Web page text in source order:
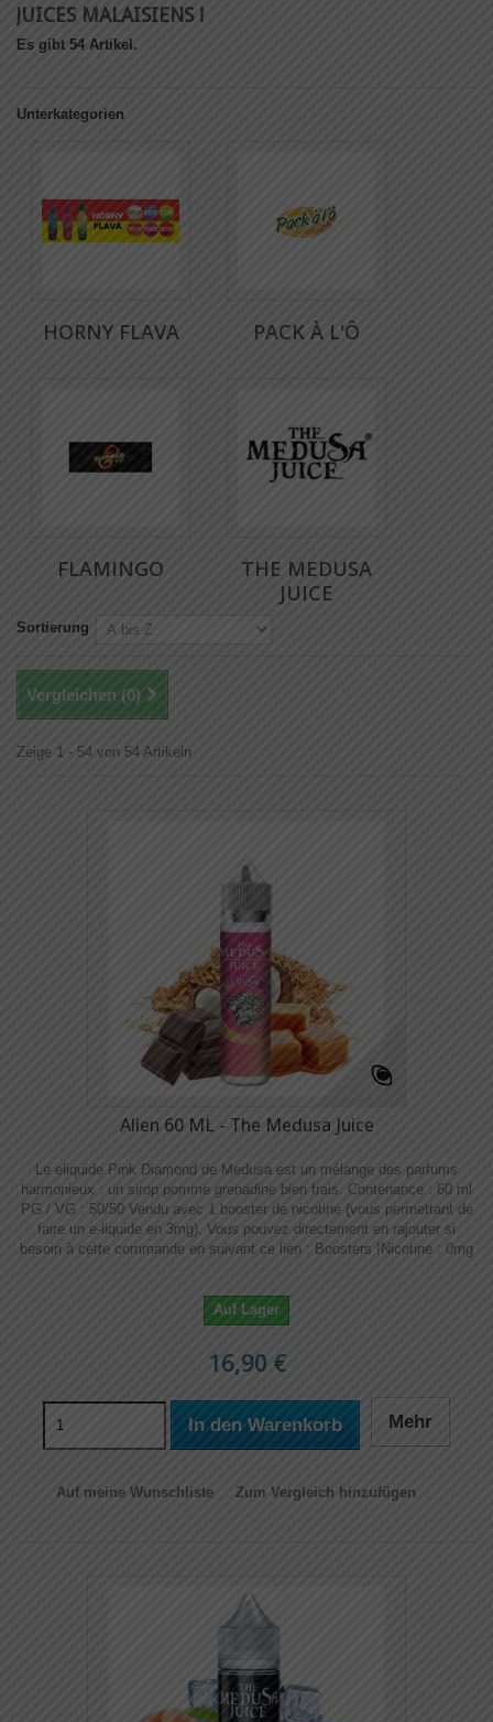
JUICES MALAISIENS !
Es gibt 54 Artikel.
Unterkategorien
HORNY FLAVA PACK À L'Ô
FLAMINGO
THE MEDUSA
JUICE
Sortierung
Vergleichen (0)
Zeige 1 - 54 von 54 Artikeln
Alien 60 ML - The Medusa Juice
Le eliquide Pink Diamond de Medusa est un mélange des parfums
harmonieux : un sirop pomme grenadine bien frais. Contenance : 60 ml
PG / VG : 50/50 Vendu avec 1 booster de nicotine (vous permettant de
faire un e-liquide en 3mg). Vous pouvez directement en rajouter si
besoin à cette commande en suivant ce lien : Boosters !​​ Nicotine : 0mg
Auf Lager
16,90 €
In den Warenkorb Mehr
Auf meine Wunschliste Zum Vergleich hinzufügen